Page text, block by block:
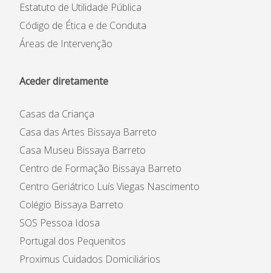
Estatuto de Utilidade Pública
Código de Ética e de Conduta
Áreas de Intervenção
Aceder diretamente
Casas da Criança
Casa das Artes Bissaya Barreto
Casa Museu Bissaya Barreto
Centro de Formação Bissaya Barreto
Centro Geriátrico Luís Viegas Nascimento
Colégio Bissaya Barreto
SOS Pessoa Idosa
Portugal dos Pequenitos
Proximus Cuidados Domiciliários